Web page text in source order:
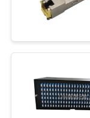
Box